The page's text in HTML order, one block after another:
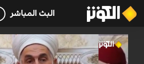
البث المباشر